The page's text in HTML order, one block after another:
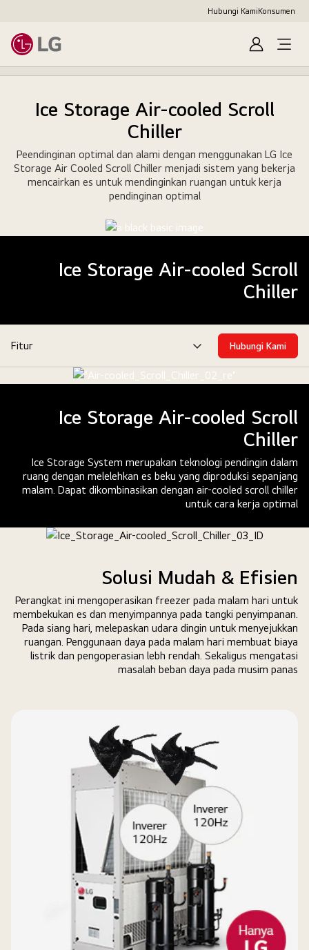
Hubungi KamiKonsumen
Masuk
Ice Storage Air-cooled Scroll
Chiller
Peendinginan optimal dan alami dengan menggunakan LG Ice
Storage Air Cooled Scroll Chiller menjadi sistem yang bekerja
mencairkan es untuk mendinginkan ruangan untuk kerja
pendinginan optimal
Ice Storage Air-cooled Scroll
Chiller
Fitur
tombol
menu
Hubungi Kami
Ice Storage Air-cooled Scroll
Chiller
Ice Storage System merupakan teknologi pendingin dalam
ruang dengan melelehkan es beku yang diproduksi sepanjang
malam. Dapat dikombinasikan dengan air-cooled scroll chiller
untuk cara kerja optimal
Solusi Mudah & Efisien
Perangkat ini mengoperasikan freezer pada malam hari untuk
membekukan es dan menyimpannya pada tangki penyimpanan.
Pada siang hari, melepaskan udara dingin untuk menyejukkan
ruangan. Penggunaan daya pada malam hari membuat biaya
listrik dan pengoperasian lebh rendah. Sekaligus mengatasi
masalah beban daya pada musim panas